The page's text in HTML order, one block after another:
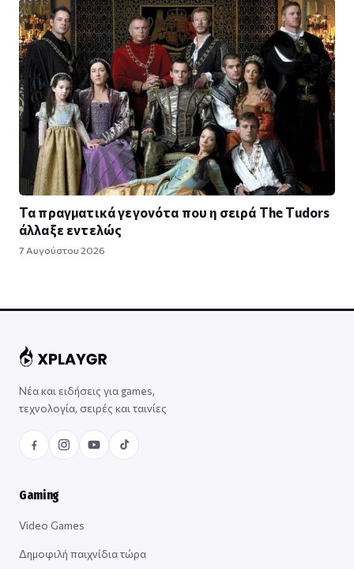
Τα πραγματικά γεγονότα που η σειρά The Tudors
άλλαξε εντελώς
7 Αυγούστου 2026
Νέα και ειδήσεις για games,
τεχνολογία, σειρές και ταινίες
Gaming
Video Games
Δημοφιλή παιχνίδια τώρα